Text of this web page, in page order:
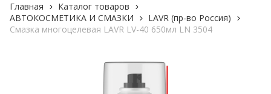
Главная
Каталог товаров
АВТОКОСМЕТИКА И СМАЗКИ
LAVR (пр-во Россия)
Смазка многоцелевая LAVR LV-40 650мл LN 3504